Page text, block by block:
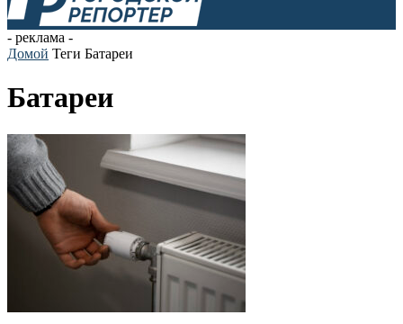
- реклама -
Домой Теги Батареи
Батареи